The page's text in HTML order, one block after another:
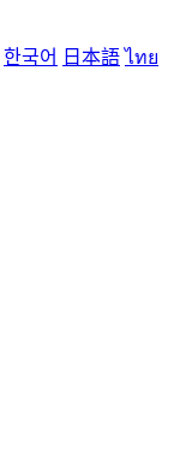
한국어 日本語 ไทย